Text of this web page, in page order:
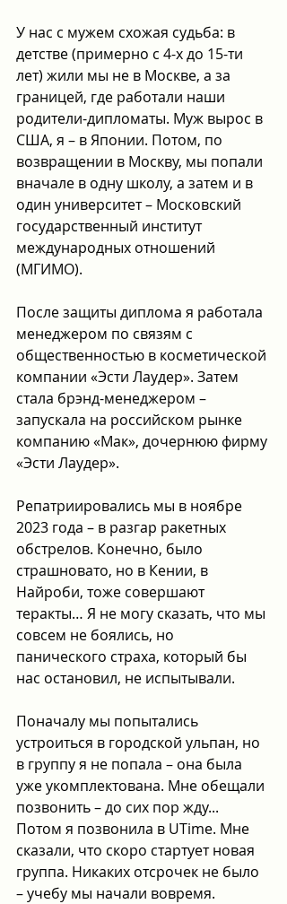
У нас с мужем схожая судьба: в
детстве (примерно с 4-х до 15-ти
лет) жили мы не в Москве, а за
границей, где работали наши
родители-дипломаты. Муж вырос в
США, я – в Японии. Потом, по
возвращении в Москву, мы попали
вначале в одну школу, а затем и в
один университет – Московский
государственный институт
международных отношений
(МГИМО).
После защиты диплома я работала
менеджером по связям с
общественностью в косметической
компании «Эсти Лаудер». Затем
стала брэнд-менеджером –
запускала на российском рынке
компанию «Мак», дочернюю фирму
«Эсти Лаудер».
Репатриировались мы в ноябре
2023 года – в разгар ракетных
обстрелов. Конечно, было
страшновато, но в Кении, в
Найроби, тоже совершают
теракты… Я не могу сказать, что мы
совсем не боялись, но
панического страха, который бы
нас остановил, не испытывали.
Поначалу мы попытались
устроиться в городской ульпан, но
в группу я не попала – она была
уже укомплектована. Мне обещали
позвонить – до сих пор жду...
Потом я позвонила в UTime. Мне
сказали, что скоро стартует новая
группа. Никаких отсрочек не было
– учебу мы начали вовремя.